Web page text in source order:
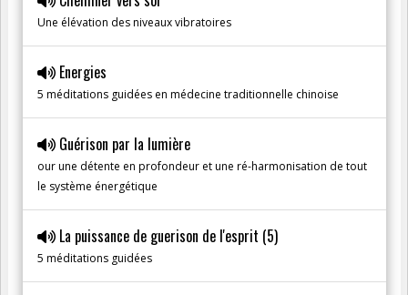
Une élévation des niveaux vibratoires
Energies
5 méditations guidées en médecine traditionnelle chinoise
Guérison par la lumière
our une détente en profondeur et une ré-harmonisation de tout
le système énergétique
La puissance de guerison de l'esprit (5)
5 méditations guidées